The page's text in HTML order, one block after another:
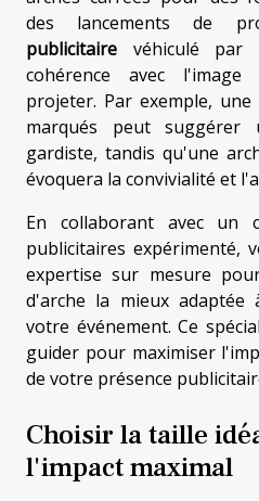
des lancements de
publicitaire véhiculé par
cohérence avec
projeter. Par exemple,
marqués peut suggérer
gardiste, tandis qu'une
évoquera la convivialité et
En collaborant avec un
publicitaires expérimenté,
expertise sur mesure
d'arche la mieux
votre événement. Ce
guider pour maximiser
de votre présence
Choisir la taille
l'impact maximal